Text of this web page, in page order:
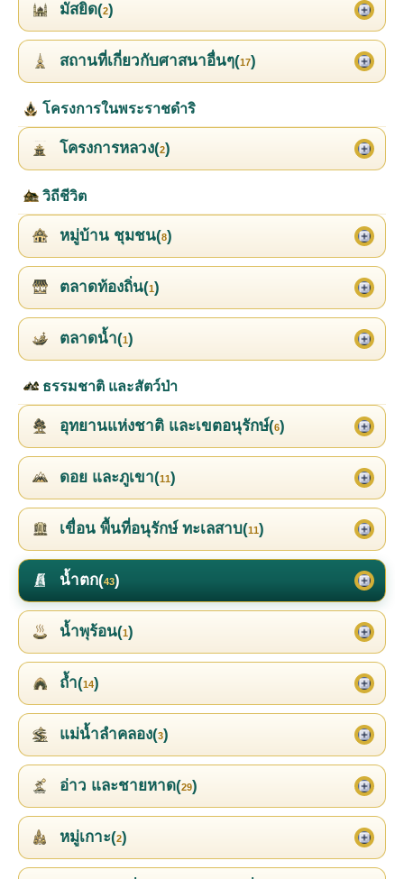
มัสยิด(2)
สถานที่เกี่ยวกับศาสนาอื่นๆ(17)
โครงการในพระราชดำริ
โครงการหลวง(2)
วิถีชีวิต
หมู่บ้าน ชุมชน(8)
ตลาดท้องถิ่น(1)
ตลาดน้ำ(1)
ธรรมชาติ และสัตว์ป่า
อุทยานแห่งชาติ และเขตอนุรักษ์(6)
ดอย และภูเขา(11)
เขื่อน พื้นที่อนุรักษ์ ทะเลสาบ(11)
น้ำตก(43)
น้ำพุร้อน(1)
ถ้ำ(14)
แม่น้ำลำคลอง(3)
อ่าว และชายหาด(29)
หมู่เกาะ(2)